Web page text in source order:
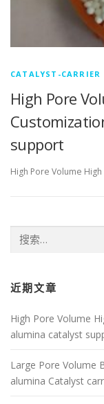
CATALYST-CARRIER
High Pore
support
High Pore Volume
索：
近期文章
High Pore Volume
alumina catalyst
Large Pore Volume
alumina Catalyst